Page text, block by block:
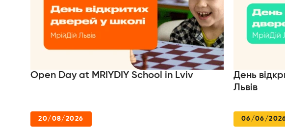
Open Day at MRIYDIY School in Lviv
20/08/2026
День
Львів
06/06/